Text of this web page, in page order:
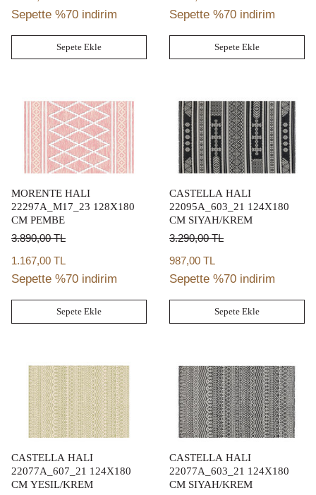
Sepette %70 indirim
Sepete Ekle
Sepette %70 indirim
Sepete Ekle
MORENTE HALI
22297A_M17_23 128X180
CM PEMBE
3.890,00TL
1.167,00 TL
Sepette %70 indirim
Sepete Ekle
CASTELLA HALI
22095A_603_21 124X180
CM SIYAH/KREM
3.290,00TL
987,00 TL
Sepette %70 indirim
Sepete Ekle
CASTELLA HALI
22077A_607_21 124X180
CM YESIL/KREM
CASTELLA HALI
22077A_603_21 124X180
CM SIYAH/KREM